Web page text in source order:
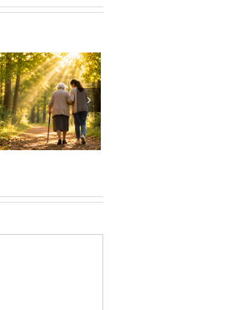
Imádság éve 2026 –
El nem hagylak
téged